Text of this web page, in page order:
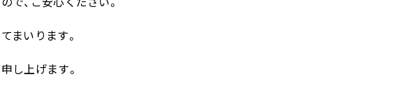
まいります。
し上げます。